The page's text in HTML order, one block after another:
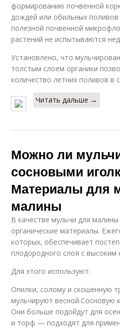
формированию почвенной
дождей или обильных поливов
полезной почвенной
растений не испытываются
Установлено, что
толстым слоем органики
количество летних поливов в
Читать дальше →
Можно ли
сосновыми
Материалы для
малины
В качестве мульчи для
органические материалы.
которых, обеспечивает
плодородного слоя с высоким
Для этого используют:
Опилки, солому и скошенную
мульчируют весной.Сосновую
Они больше подойдут для
и торф — подходят для